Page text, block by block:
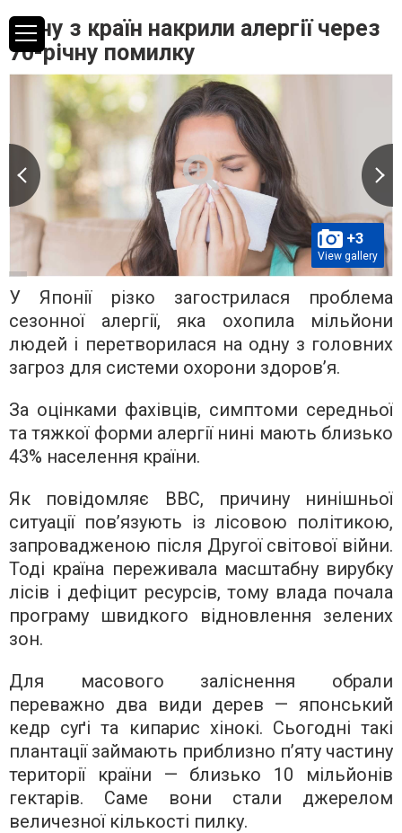
Одну з країн накрили алергії через
70-річну помилку
+3
View gallery
У Японії різко загострилася проблема
сезонної алергії, яка охопила мільйони
людей і перетворилася на одну з головних
загроз для системи охорони здоров’я.
За оцінками фахівців, симптоми середньої
та тяжкої форми алергії нині мають близько
43% населення країни.
Як повідомляє BBC, причину нинішньої
ситуації пов’язують із лісовою політикою,
запровадженою після Другої світової війни.
Тоді країна переживала масштабну вирубку
лісів і дефіцит ресурсів, тому влада почала
програму швидкого відновлення зелених
зон.
Для масового заліснення обрали
переважно два види дерев — японський
кедр суґі та кипарис хінокі. Сьогодні такі
плантації займають приблизно п’яту частину
території країни — близько 10 мільйонів
гектарів. Саме вони стали джерелом
величезної кількості пилку.